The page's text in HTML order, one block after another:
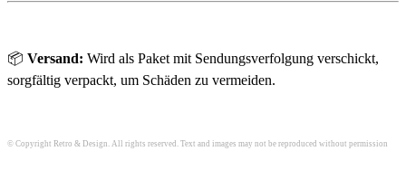
📦 Versand: Wird als Paket mit Sendungsverfolgung verschickt,
sorgfältig verpackt, um Schäden zu vermeiden.
© Copyright Retro & Design. All rights reserved. Text and images may not be reproduced without permission